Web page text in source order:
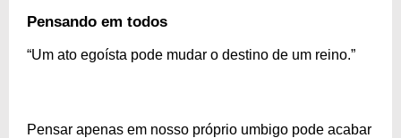
Pensando em todos
“Um ato egoísta pode mudar o destino de um reino.”
Pensar apenas em nosso próprio umbigo pode acabar